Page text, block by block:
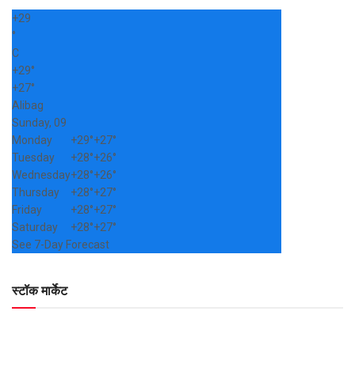
+29
°
C
+29°
+27°
Alibag
Sunday, 09
Monday
+29°+27°
Tuesday
+28°+26°
Wednesday+28°+26°
Thursday
+28°+27°
Friday
+28°+27°
Saturday
+28°+27°
See 7-Day Forecast
स्टॉक मार्केट